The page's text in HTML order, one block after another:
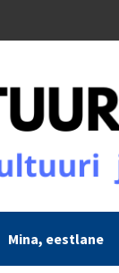
Mina, eestlane